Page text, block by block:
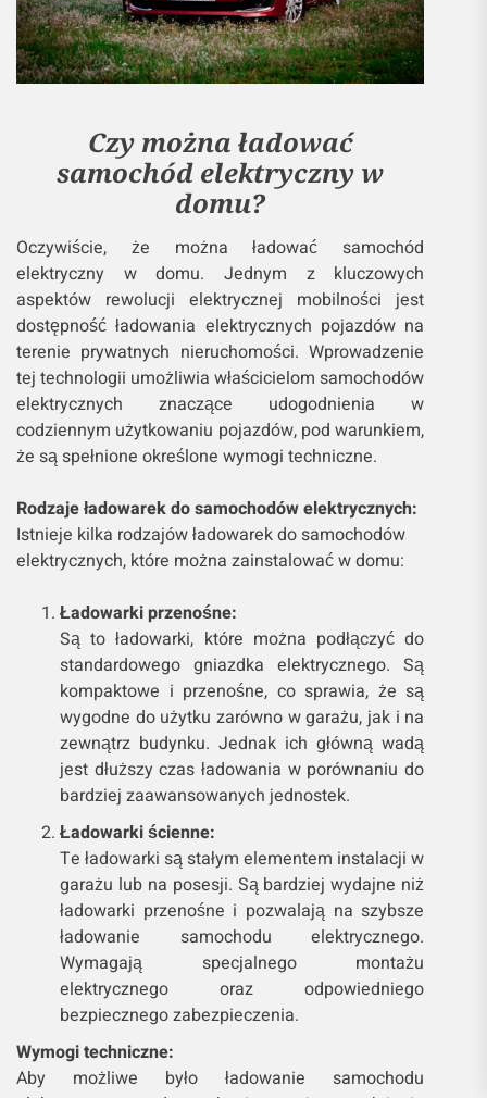
Czy można ładować
samochód elektryczny w
domu?
Oczywiście, że można ładować samochód
elektryczny w domu. Jednym z kluczowych
aspektów rewolucji elektrycznej mobilności jest
dostępność ładowania elektrycznych pojazdów na
terenie prywatnych nieruchomości. Wprowadzenie
tej technologii umożliwia właścicielom samochodów
elektrycznych znaczące udogodnienia w
codziennym użytkowaniu pojazdów, pod warunkiem,
że są spełnione określone wymogi techniczne.
Rodzaje ładowarek do samochodów elektrycznych:
Istnieje kilka rodzajów ładowarek do samochodów
elektrycznych, które można zainstalować w domu:
Ładowarki przenośne:
Są to ładowarki, które można podłączyć do
standardowego gniazdka elektrycznego. Są
kompaktowe i przenośne, co sprawia, że są
wygodne do użytku zarówno w garażu, jak i na
zewnątrz budynku. Jednak ich główną wadą
jest dłuższy czas ładowania w porównaniu do
bardziej zaawansowanych jednostek.
Ładowarki ścienne:
Te ładowarki są stałym elementem instalacji w
garażu lub na posesji. Są bardziej wydajne niż
ładowarki przenośne i pozwalają na szybsze
ładowanie samochodu elektrycznego.
Wymagają specjalnego montażu
elektrycznego oraz odpowiedniego
bezpiecznego zabezpieczenia.
Wymogi techniczne:
Aby możliwe było ładowanie samochodu